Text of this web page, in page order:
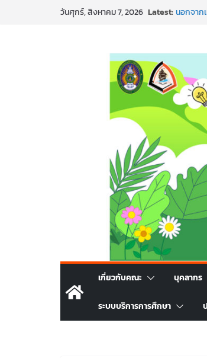
วันศุกร์, สิงหาคม 7, 2026 Latest:นอกจาก
สร้าง
ทันสมัยแ
เกี่ยวกับคณะ บุคลากร
ระบบบริการการศึกษา